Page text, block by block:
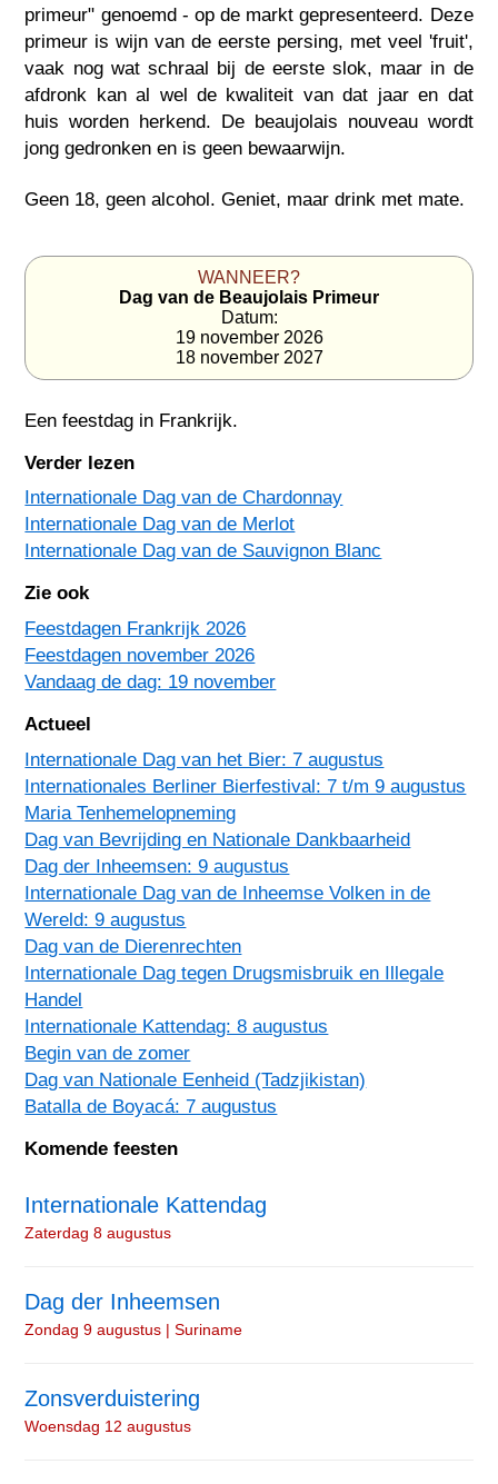
primeur" genoemd - op de markt gepresenteerd. Deze
primeur is wijn van de eerste persing, met veel 'fruit',
vaak nog wat schraal bij de eerste slok, maar in de
afdronk kan al wel de kwaliteit van dat jaar en dat
huis worden herkend. De beaujolais nouveau wordt
jong gedronken en is geen bewaarwijn.
Geen 18, geen alcohol. Geniet, maar drink met mate.
WANNEER?
Dag van de Beaujolais Primeur
Datum:
19 november 2026
18 november 2027
Een feestdag in Frankrijk.
Verder lezen
Internationale Dag van de Chardonnay
Internationale Dag van de Merlot
Internationale Dag van de Sauvignon Blanc
Zie ook
Feestdagen Frankrijk 2026
Feestdagen november 2026
Vandaag de dag: 19 november
Actueel
Internationale Dag van het Bier: 7 augustus
Internationales Berliner Bierfestival: 7 t/m 9 augustus
Maria Tenhemelopneming
Dag van Bevrijding en Nationale Dankbaarheid
Dag der Inheemsen: 9 augustus
Internationale Dag van de Inheemse Volken in de
Wereld: 9 augustus
Dag van de Dierenrechten
Internationale Dag tegen Drugsmisbruik en Illegale
Handel
Internationale Kattendag: 8 augustus
Begin van de zomer
Dag van Nationale Eenheid (Tadzjikistan)
Batalla de Boyacá: 7 augustus
Komende feesten
Internationale Kattendag
Zaterdag 8 augustus
Dag der Inheemsen
Zondag 9 augustus | Suriname
Zonsverduistering
Woensdag 12 augustus